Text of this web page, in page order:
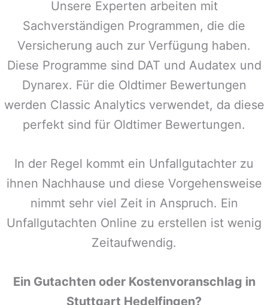
Unsere Experten arbeiten mit
Sachverständigen Programmen, die die
Versicherung auch zur Verfügung haben.
Diese Programme sind DAT und Audatex und
Dynarex. Für die Oldtimer Bewertungen
werden Classic Analytics verwendet, da diese
perfekt sind für Oldtimer Bewertungen.
In der Regel kommt ein Unfallgutachter zu
ihnen Nachhause und diese Vorgehensweise
nimmt sehr viel Zeit in Anspruch. Ein
Unfallgutachten Online zu erstellen ist wenig
Zeitaufwendig.
Ein Gutachten oder Kostenvoranschlag in
Stuttgart Hedelfingen?